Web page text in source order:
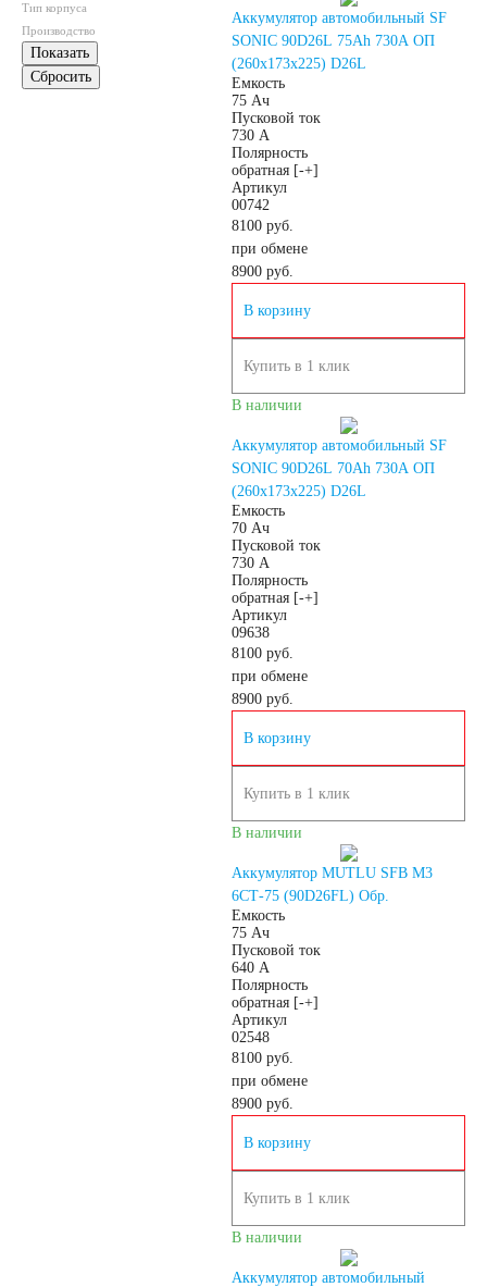
Аккумуляторы для
110 А/ч
120 А/ч
Тип корпуса
Производство
Показать
Сбросить
Аккумулятор автомобильный SF
SONIC 90D26L 75Ah 730A ОП
(260x173x225) D26L
Емкость
75 Ач
Пусковой ток
730 А
Полярность
обратная [-+]
Артикул
00742
8100 руб.
при обмене
8900 руб.
В корзину
Купить в 1 клик
В наличии
Аккумулятор автомобильный SF
SONIC 90D26L 70Ah 730A ОП
(260x173x225) D26L
Емкость
70 Ач
Пусковой ток
730 А
Полярность
обратная [-+]
Артикул
09638
8100 руб.
при обмене
8900 руб.
В корзину
Купить в 1 клик
В наличии
Аккумулятор MUTLU SFB M3
6СТ-75 (90D26FL) Обр.
Емкость
75 Ач
Пусковой ток
640 А
Полярность
обратная [-+]
Артикул
02548
8100 руб.
при обмене
8900 руб.
В корзину
Купить в 1 клик
В наличии
Аккумулятор автомобильный